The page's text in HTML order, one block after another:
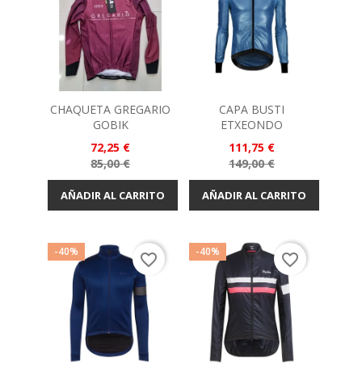
CHAQUETA GREGARIO
GOBIK
Precio
72,25 €
Precio
base
85,00 €
AÑADIR AL CARRITO
CAPA BUSTI
ETXEONDO
Precio
111,75 €
Precio
base
149,00 €
AÑADIR AL CARRITO
-40% favorite_border -40% favorite_border